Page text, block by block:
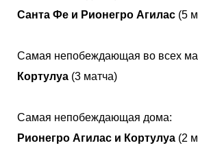
Санта Фе и Рионегро Агилас (5
Самая непобеждающая во всех
Кортулуа (3 матча)
Самая непобеждающая дома:
Рионегро Агилас и Кортулуа (2